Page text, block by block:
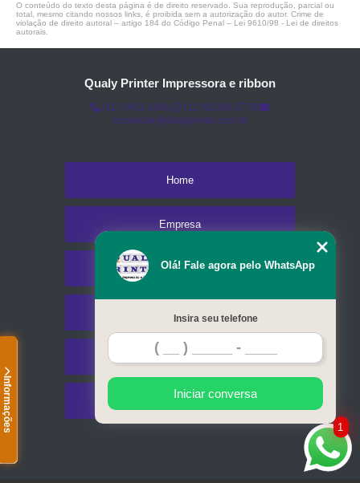
Informações
O conteúdo do texto desta página é de direito reservado. Sua reprodução, parcial ou
total, mesmo citando nossos links, é proibida sem a autorização do autor. Crime de
violação de direito autoral – artigo 184 do Código Penal – Lei 9610/98 - Lei de direitos
autorais
Qualy Printer Impressora e ribbon
(11) 3451-3366
(11) 91098-5778
comercial@qualyprinter.com.br
Home
Empresa
Missão
Serviços
Contato
Mapa do site
1
Olá! Fale agora pelo WhatsApp
Insira seu telefone
Iniciar conversa